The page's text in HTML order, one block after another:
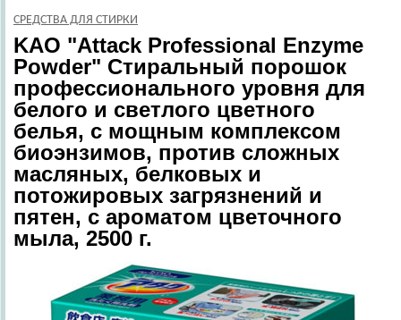
СРЕДСТВА ДЛЯ СТИРКИ
KAO "Attack Professional Enzyme
Powder" Стиральный порошок
профессионального уровня для
белого и светлого цветного
белья, с мощным комплексом
биоэнзимов, против сложных
масляных, белковых и
потожировых загрязнений и
пятен, с ароматом цветочного
мыла, 2500 г.